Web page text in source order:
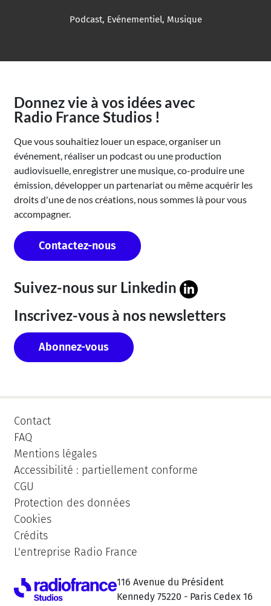
Podcast, Evénementiel, Musique
Donnez vie à vos idées avec
Radio France Studios !
Que vous souhaitiez louer un espace, organiser un
événement, réaliser un podcast ou une production
audiovisuelle, enregistrer une musique, co-produire une
émission, développer un partenariat ou même acquérir les
droits d'une de nos créations, nous sommes là pour vous
accompagner.
Contactez-nous
Suivez-nous sur Linkedin
Inscrivez-vous à nos newsletters
Abonnez-vous
Contact
FAQ
Mentions légales
Accessibilité : partiellement conforme
CGU
Protection des données
Cookies
Crédits
L'entreprise Radio France
116 Avenue du Président
Kennedy 75220 - Paris Cedex 16